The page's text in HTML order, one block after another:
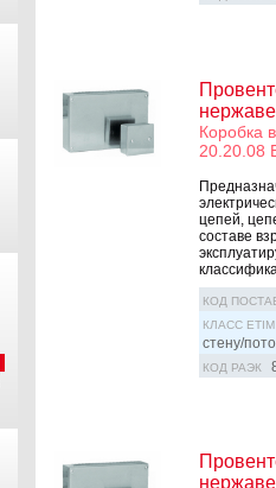
Коробка
20.20.08
цепей,
составе
КОД
КЛАСС ETIM
стену/
КОД РАЭК